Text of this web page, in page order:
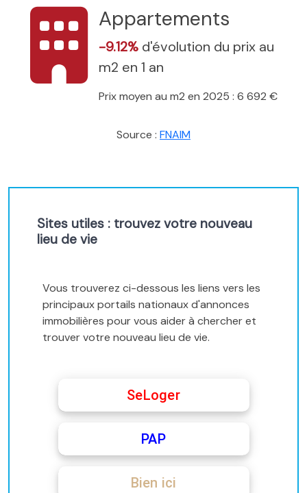
Appartements
-9.12% d'évolution du prix au
m2 en 1 an
Prix moyen au m2 en 2025 : 6 692 €
Source : FNAIM
Sites utiles : trouvez votre nouveau
lieu de vie
Vous trouverez ci-dessous les liens vers les
principaux portails nationaux d'annonces
immobilières pour vous aider à chercher et
trouver votre nouveau lieu de vie.
SeLoger
PAP
Bien ici